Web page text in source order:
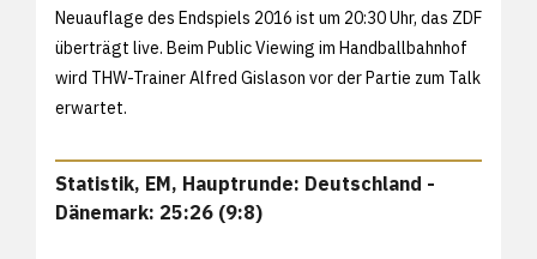
Neuauflage des Endspiels 2016 ist um 20:30 Uhr, das ZDF
überträgt live. Beim Public Viewing im Handballbahnhof
wird THW-Trainer Alfred Gislason vor der Partie zum Talk
erwartet.
Statistik, EM, Hauptrunde: Deutschland -
Dänemark: 25:26 (9:8)